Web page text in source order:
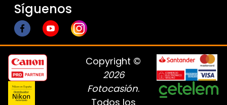
Síguenos
Copyright ©
2026
Fotocasión.
Todos los